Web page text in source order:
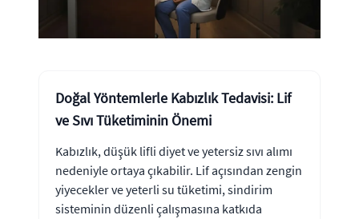
Doğal Yöntemlerle Kabızlık Tedavisi: Lif
ve Sıvı Tüketiminin Önemi
Kabızlık, düşük lifli diyet ve yetersiz sıvı alımı
nedeniyle ortaya çıkabilir. Lif açısından zengin
yiyecekler ve yeterli su tüketimi, sindirim
sisteminin düzenli çalışmasına katkıda